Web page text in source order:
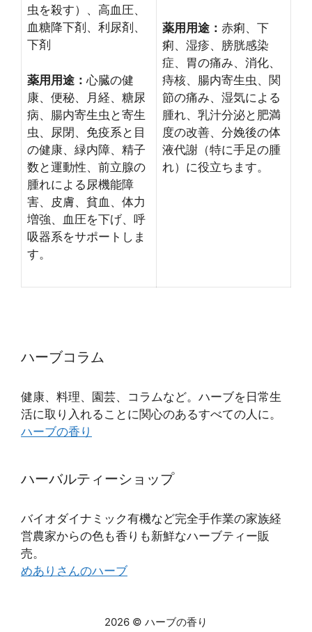
虫を殺す）、高血圧、
血糖降下剤、利尿剤、
下剤
薬用用途：心臓の健
康、便秘、月経、糖尿
病、腸内寄生虫と寄生
虫、尿閉、免疫系と目
の健康、緑内障、精子
数と運動性、前立腺の
腫れによる尿機能障
害、皮膚、貧血、体力
増強、血圧を下げ、呼
吸器系をサポートしま
す。
薬用用途： 赤痢、下
痢、湿疹、膀胱感染
症、胃の痛み、消化、
痔核、腸内寄生虫、関
節の痛み、湿気による
腫れ、乳汁分泌と肥満
度の改善、分娩後の体
液代謝（特に手足の腫
れ）に役立ちます。
ハーブコラム
健康、料理、園芸、コラムなど。ハーブを日常生
活に取り入れることに関心のあるすべての人に。
ハーブの香り
ハーバルティーショップ
バイオダイナミック有機など完全手作業の家族経
営農家からの色も香りも新鮮なハーブティー販
売。
めありさんのハーブ
2026 © ハーブの香り